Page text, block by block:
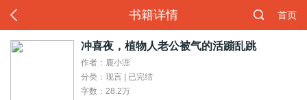
书籍详情 首页
冲喜夜，植物人老公被气的活蹦乱跳
作者：鹿小浵
分类：现言 | 已完结
字数：28.2万